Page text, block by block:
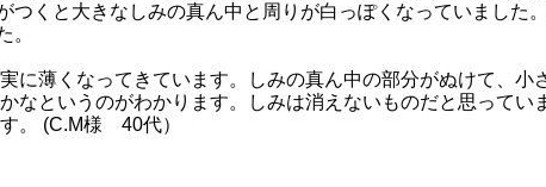
くと大きなしみの真ん中と周りが白っぽくなっていました
。
に薄くなってきています。しみの真ん中の部分がぬけて、小
なというのがわかります。しみは消えないものだと思ってい
。 (C.M様 40代）